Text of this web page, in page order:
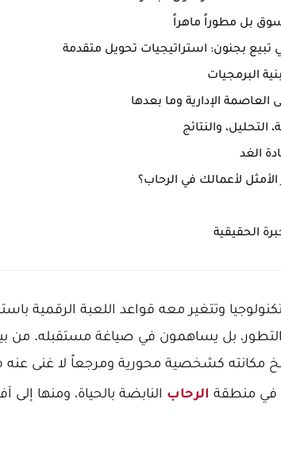
بل مطوراً ماهراً
بجنون: استراتيجيات تحويل متقدمة
البرمجيات
العاصمة الإدارية وما بعدها
التحليل، والنتائج
الغد
الأمثل لأعمالك في الرحاب؟
الحقيقية
وتتغير معه قواعد اللعبة الرقمية
بل يساهمون في صياغة مستقبله. من
مكانته كشخصية محورية ومرجعاً لا غنى
في منطقة الرحاب النابضة بالحياة، ومنها